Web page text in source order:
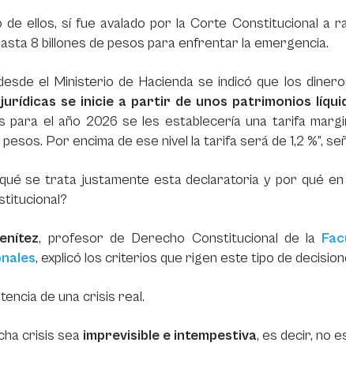
de ellos, sí fue avalado por la Corte Constitucional a
8 billones de pesos para enfrentar la emergencia.
el Ministerio de Hacienda se indicó que los
se inicie a partir de unos patrimonios
para el año 2026 se les establecería una tarifa
Por encima de ese nivel la tarifa será de 1,2 %”,
se trata justamente esta declaratoria y por qué
, profesor de Derecho Constitucional de la
, explicó los criterios que rigen este tipo de
de una crisis real.
crisis sea imprevisible e intempestiva, es decir, no